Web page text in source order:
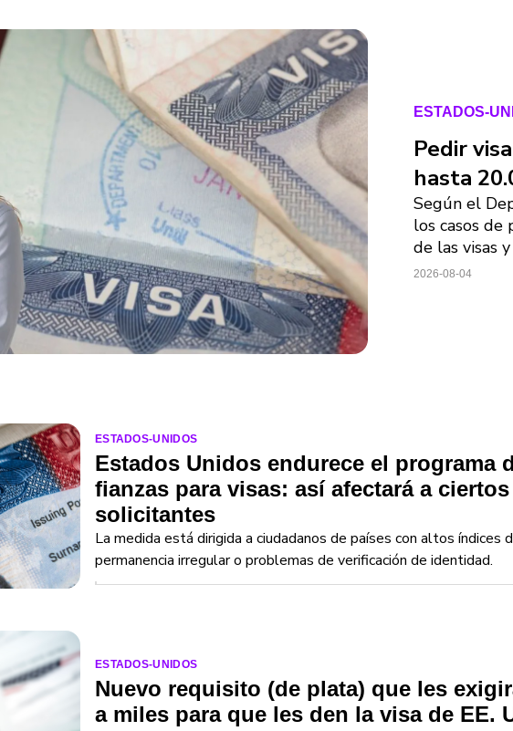
ESTADOS-
Pedir
hasta
Según el
los casos
de las visas
2026-08-04
ESTADOS-UNIDOS
Estados Unidos endurece el programa
fianzas para visas: así afectará a ciertos
solicitantes
La medida está dirigida a ciudadanos de países con altos índices
permanencia irregular o problemas de verificación de identidad.
ESTADOS-UNIDOS
Nuevo requisito (de plata) que les
a miles para que les den la visa de EE.